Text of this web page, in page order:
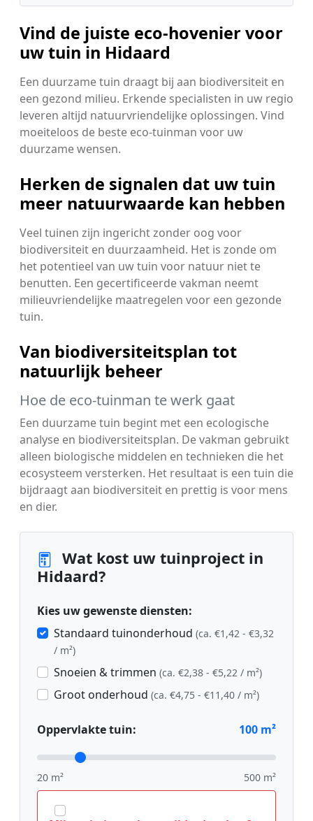
Vind de juiste eco-hovenier voor
uw tuin in Hidaard
Een duurzame tuin draagt bij aan biodiversiteit en
een gezond milieu. Erkende specialisten in uw regio
leveren altijd natuurvriendelijke oplossingen. Vind
moeiteloos de beste eco-tuinman voor uw
duurzame wensen.
Herken de signalen dat uw tuin
meer natuurwaarde kan hebben
Veel tuinen zijn ingericht zonder oog voor
biodiversiteit en duurzaamheid. Het is zonde om
het potentieel van uw tuin voor natuur niet te
benutten. Een gecertificeerde vakman neemt
milieuvriendelijke maatregelen voor een gezonde
tuin.
Van biodiversiteitsplan tot
natuurlijk beheer
Hoe de eco-tuinman te werk gaat
Een duurzame tuin begint met een ecologische
analyse en biodiversiteitsplan. De vakman gebruikt
alleen biologische middelen en technieken die het
ecosysteem versterken. Het resultaat is een tuin die
bijdraagt aan biodiversiteit en prettig is voor mens
en dier.
Wat kost uw tuinproject in
Hidaard?
Kies uw gewenste diensten:
Standaard tuinonderhoud (ca. €1,42 - €3,32
/ m²)
Snoeien & trimmen (ca. €2,38 - €5,22 / m²)
Groot onderhoud (ca. €4,75 - €11,40 / m²)
Oppervlakte tuin: 100 m²
20 m² 500 m²